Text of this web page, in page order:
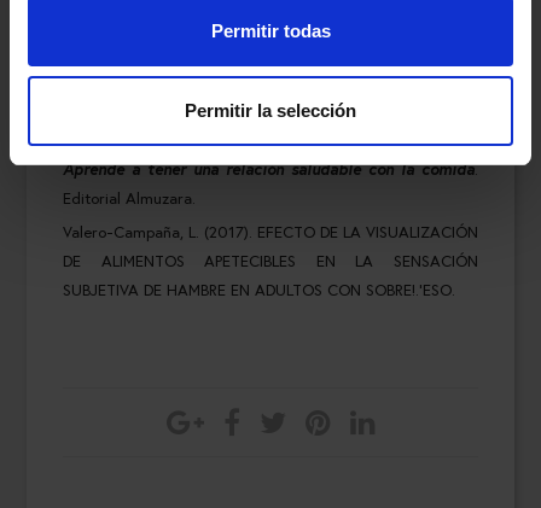
Permitir todas
Permitir la selección
psicométricas de la Escala de Percepción de Señales de
Revista Española de Nutrición Humana y Dietética,
Martín, G. H., & Ramírez, C. A. (2019).Psiconutrición.
Aprende a tener una relación saludable con la comida.
Editorial Almuzara.
Valero-Campaña, L. (2017). EFECTO DE LA VISUALIZACIÓN
DE ALIMENTOS APETECIBLES EN LA SENSACIÓN
SUBJETIVA DE HAMBRE EN ADULTOS CON SOBRE!.'ESO.